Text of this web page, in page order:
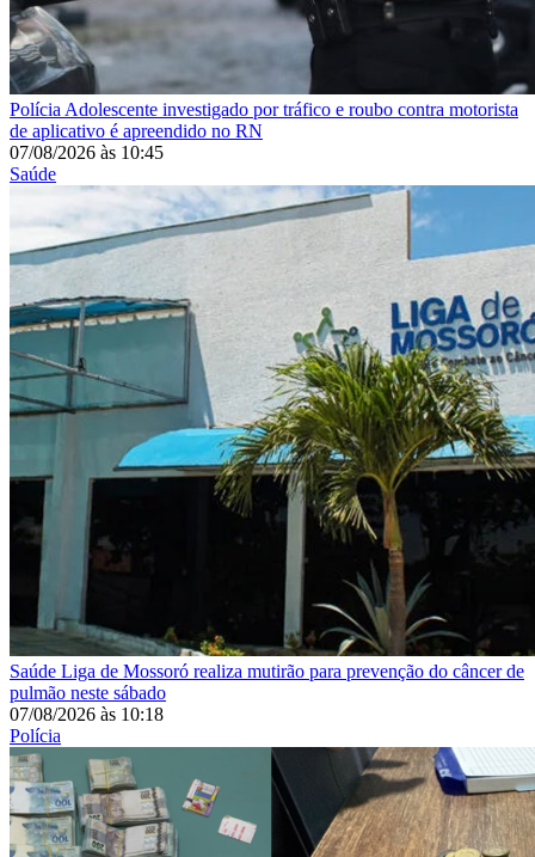
Polícia Adolescente investigado por tráfico e roubo contra motorista
de aplicativo é apreendido no RN
07/08/2026 às 10:45
Saúde
Saúde Liga de Mossoró realiza mutirão para prevenção do câncer de
pulmão neste sábado
07/08/2026 às 10:18
Polícia